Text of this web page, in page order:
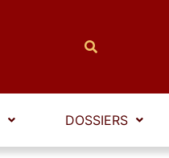
DOSSIERS